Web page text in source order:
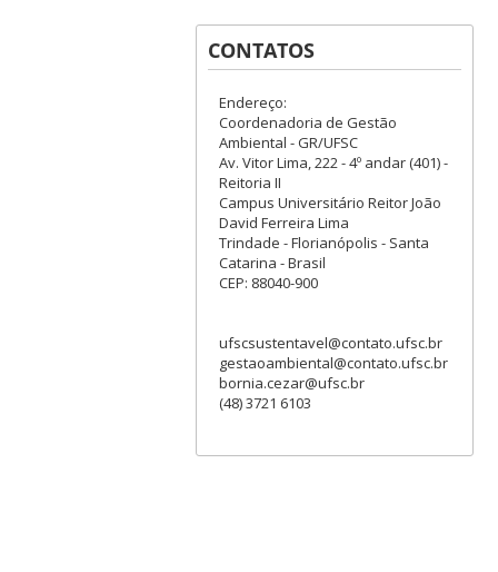
CONTATOS
Endereço:
Coordenadoria de Gestão
Ambiental - GR/UFSC
Av. Vitor Lima, 222 - 4º andar (401) -
Reitoria II
Campus Universitário Reitor João
David Ferreira Lima
Trindade - Florianópolis - Santa
Catarina - Brasil
CEP: 88040-900
ufscsustentavel@contato.ufsc.br
gestaoambiental@contato.ufsc.br
bornia.cezar@ufsc.br
(48) 3721 6103